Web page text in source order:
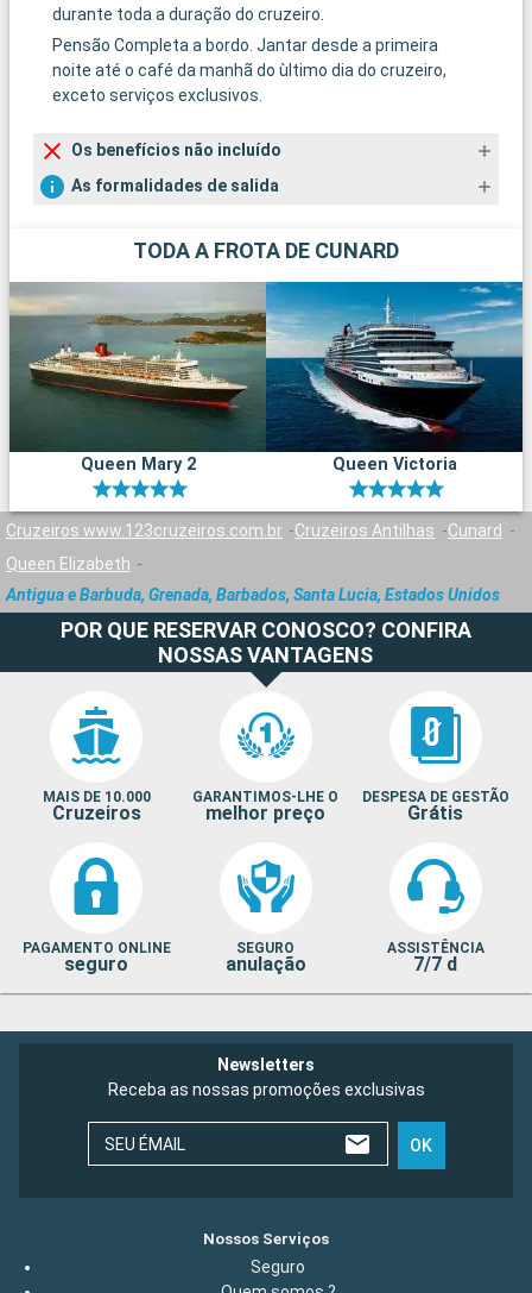
durante toda a duração do cruzeiro.
Pensão Completa a bordo. Jantar desde a primeira
noite até o café da manhã do ùltimo dia do cruzeiro,
exceto serviços exclusivos.
Os benefícios não incluído
As formalidades de salida
TODA A FROTA DE CUNARD
Queen Mary 2 Queen Victoria
Cruzeiros www.123cruzeiros.com.br Cruzeiros Antilhas
Cunard
Queen Elizabeth
Antigua e Barbuda, Grenada, Barbados, Santa Lucia, Estados Unidos
POR QUE RESERVAR CONOSCO? CONFIRA
NOSSAS VANTAGENS
MAIS DE 10.000
Cruzeiros
GARANTIMOS-LHE O
melhor preço
DESPESA DE GESTÃO
Grátis
PAGAMENTO ONLINE
seguro
SEGURO
anulação
ASSISTÊNCIA
7/7 d
Newsletters
Receba as nossas promoções exclusivas
SEU ÉMAIL OK
Nossos Serviços
Seguro